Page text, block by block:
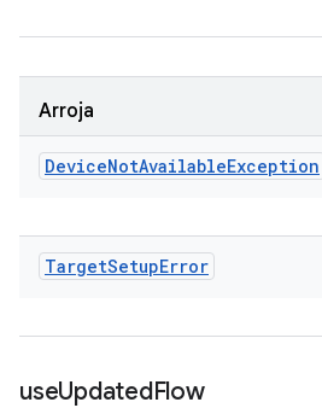
Arroja
DeviceNotAvailableException
TargetSetupError
useUpdatedFlow